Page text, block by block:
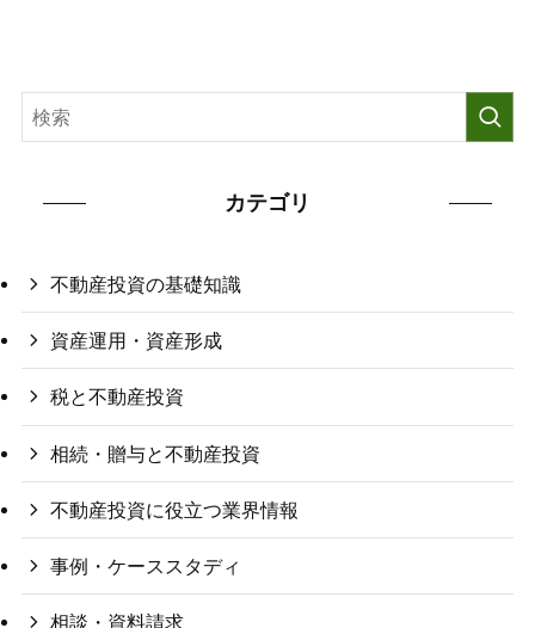
カテゴリ
不動産投資の基礎知識
資産運用・資産形成
税と不動産投資
相続・贈与と不動産投資
不動産投資に役立つ業界情報
事例・ケーススタディ
相談・資料請求